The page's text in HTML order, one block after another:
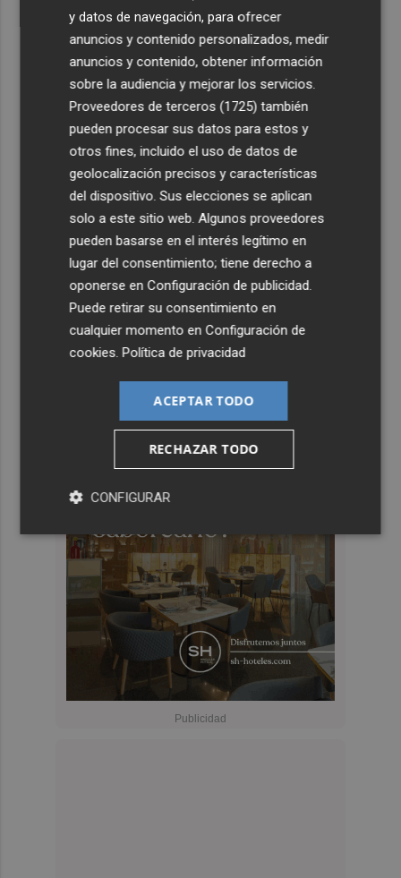
y datos de navegación, para ofrecer
anuncios y contenido personalizados, medir
anuncios y contenido, obtener información
sobre la audiencia y mejorar los servicios.
Proveedores de terceros (1725) también
pueden procesar sus datos para estos y
otros fines, incluido el uso de datos de
geolocalización precisos y características
del dispositivo. Sus elecciones se aplican
solo a este sitio web. Algunos proveedores
pueden basarse en el interés legítimo en
lugar del consentimiento; tiene derecho a
oponerse enConfiguración de publicidad
Puede retirar su consentimiento en
cualquier momento enConfiguración de
cookies .Política de privacidad
ACEPTAR TODO
RECHAZAR TODO
CONFIGURAR